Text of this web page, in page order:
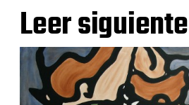
Leer siguiente